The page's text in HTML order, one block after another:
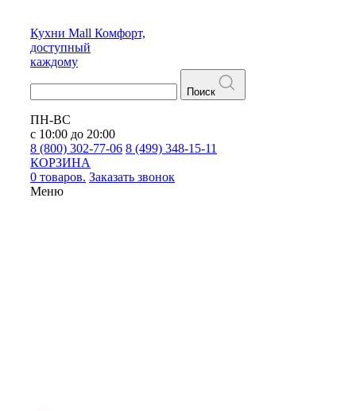
Кухни Mall Комфорт,
доступный
каждому
Поиск
ПН-ВС
с 10:00 до 20:00
8 (800) 302-77-06 8 (499) 348-15-11
КОРЗИНА
0 товаров. Заказать звонок
Меню